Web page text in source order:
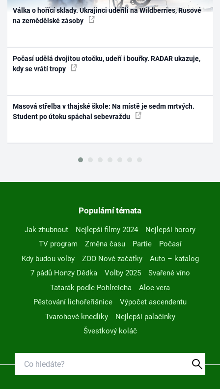
Válka o hořící sklady. Ukrajinci udeřili na Wildberries, Rusové
na zemědělské zásoby
Počasí udělá dvojitou otočku, udeří i bouřky. RADAR ukazuje,
kdy se vrátí tropy
Masová střelba v thajské škole: Na místě je sedm mrtvých.
Student po útoku spáchal sebevraždu
Populární témata
Jak zhubnout Nejlepší filmy 2024
Nejlepší horory
TV program
Změna času Partie
Počasí
Kdy budou volby
ZOO Nové začátky
Auto – katalog
7 pádů Honzy Dědka
Volby 2025
Svařené víno
Tatarák podle Pohlreicha
Aloe vera
Pěstování lichořeřišnice
Výpočet ascendentu
Tvarohové knedlíky
Nejlepší palačinky
Švestkový koláč